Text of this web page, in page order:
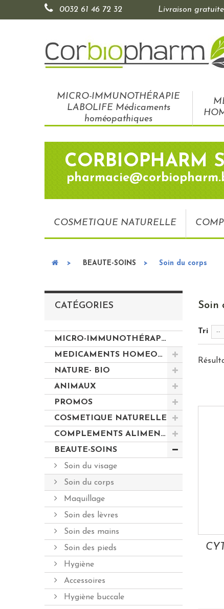
0032 61 46 72 32 Livraison
MICRO-IMMUNOTHÉRAPIE
LABOLIFE Médicaments
homéopathiques
CORBIOPHARM
COSMETIQUE NATURELLE
> BEAUTE-SOINS > Soin du corps
CATÉGORIES
MICRO-IMMUNOTHÉRAPIE LABOLIFE Médicaments homéopathiques
MEDICAMENTS HOMEOPATHIQUES
NATURE- BIO
ANIMAUX
PROMOS
COSMETIQUE NATURELLE
COMPLEMENTS ALIMENTAIRES
BEAUTE-SOINS
Soin du visage
Soin du corps
Maquillage
Soin des lèvres
Soin des mains
Soin des pieds
Hygiène
Accessoires
Hygiène buccale
Soin
Tri --